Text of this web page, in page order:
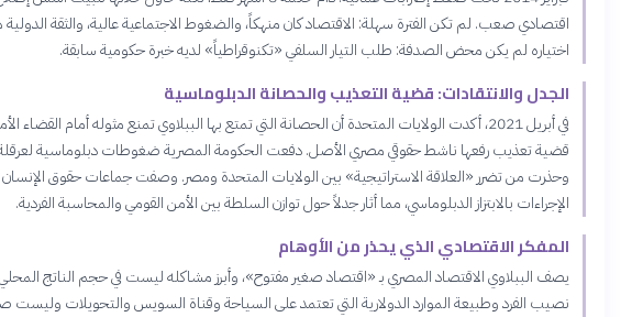
اقتصادي صعب. لم تكن الفترة سهلة: الاقتصاد كان منهكاً، والضغوط الاجتماعية عالية، والثقة الدولية
اختياره لم يكن محض الصدفة: طلب التيار السلفي «تكنوقراطياً» لديه خبرة حكومية سابقة.
الجدل والانتقادات: قضية التعذيب والحصانة الدبلوماسية
في أبريل 2021، أكدت الولايات المتحدة أن الحصانة التي تمتع بها الببلاوي تمنع مثوله أمام القضاء
قضية تعذيب رفعها ناشط حقوقي مصري الأصل. دفعت الحكومة المصرية ضغوطات دبلوماسية لعرقلة
وحذرت من تضرر «العلاقة الاستراتيجية» بين الولايات المتحدة ومصر. وصفت جماعات حقوق
الإجراءات بالابتزاز الدبلوماسي، مما أثار جدلاً حول توازن السلطة بين الأمن القومي والمحاسبة الفردية.
المفكر الاقتصادي الذي يحذر من الأوهام
يصف الببلاوي الاقتصاد المصري بـ «اقتصاد صغير مفتوح»، وأبرز مشاكله ليست في حجم الناتج
نصيب الفرد وطبيعة الموارد الدولارية التي تعتمد على السياحة وقناة السويس والتحويلات وليست